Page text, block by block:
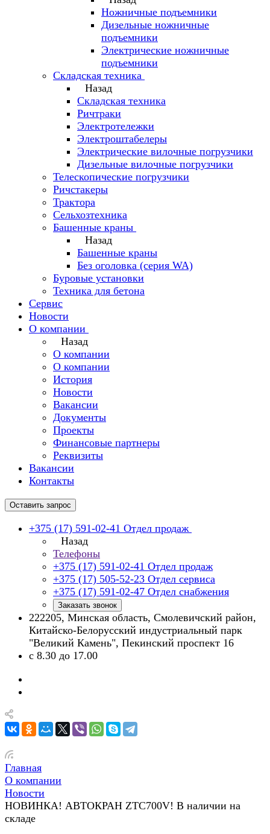
Ножничные подъемники
Дизельные ножничные
подъемники
Электрические ножничные
подъемники
Складская техника
Назад
Складская техника
Ричтраки
Электротележки
Электроштабелеры
Электрические вилочные погрузчики
Дизельные вилочные погрузчики
Телескопические погрузчики
Ричстакеры
Трактора
Сельхозтехника
Башенные краны
Назад
Башенные краны
Без оголовка (серия WA)
Буровые установки
Техника для бетона
Сервис
Новости
О компании
Назад
О компании
О компании
История
Новости
Вакансии
Документы
Проекты
Финансовые партнеры
Реквизиты
Вакансии
Контакты
Оставить запрос
+375 (17) 591-02-41 Отдел продаж
Назад
Телефоны
+375 (17) 591-02-41 Отдел продаж
+375 (17) 505-52-23 Отдел сервиса
+375 (17) 591-02-47 Отдел снабжения
Заказать звонок
222205, Минская область, Смолевичский район,
Китайско-Белорусский индустриальный парк
"Великий Камень", Пекинский проспект 16
с 8.30 до 17.00
Главная
О компании
Новости
НОВИНКА! АВТОКРАН ZTC700V! В наличии на
складе